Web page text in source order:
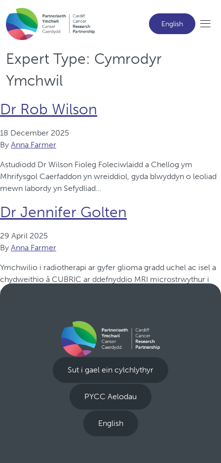
English
Expert Type: Cymrodyr
Ymchwil
Dr Rob Wilson
18 December 2025
By Anna Farmer
Astudiodd Dr Wilson Fioleg Foleciwlaidd a Chellog ym
Mhrifysgol Caerfaddon yn wreiddiol, gyda blwyddyn o leoliad
mewn labordy yn Sefydliad…
Dr Jennifer Golten
29 April 2025
By Anna Farmer
Ymchwilio i radiotherapi ar gyfer glioma gradd uchel ac isel a
chydweithio â CUBRIC ar ddefnyddio MRI microstrwythur i
ddelweddu glioblastoma.
Sut i gael ein cylchlythyr
PYCC Aelodau
English